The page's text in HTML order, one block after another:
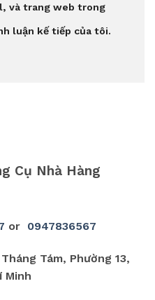
và trang web trong
luận kế tiếp của tôi.
Cụ Nhà Hàng
or 0947836567
Tám, Phường 13,
Minh